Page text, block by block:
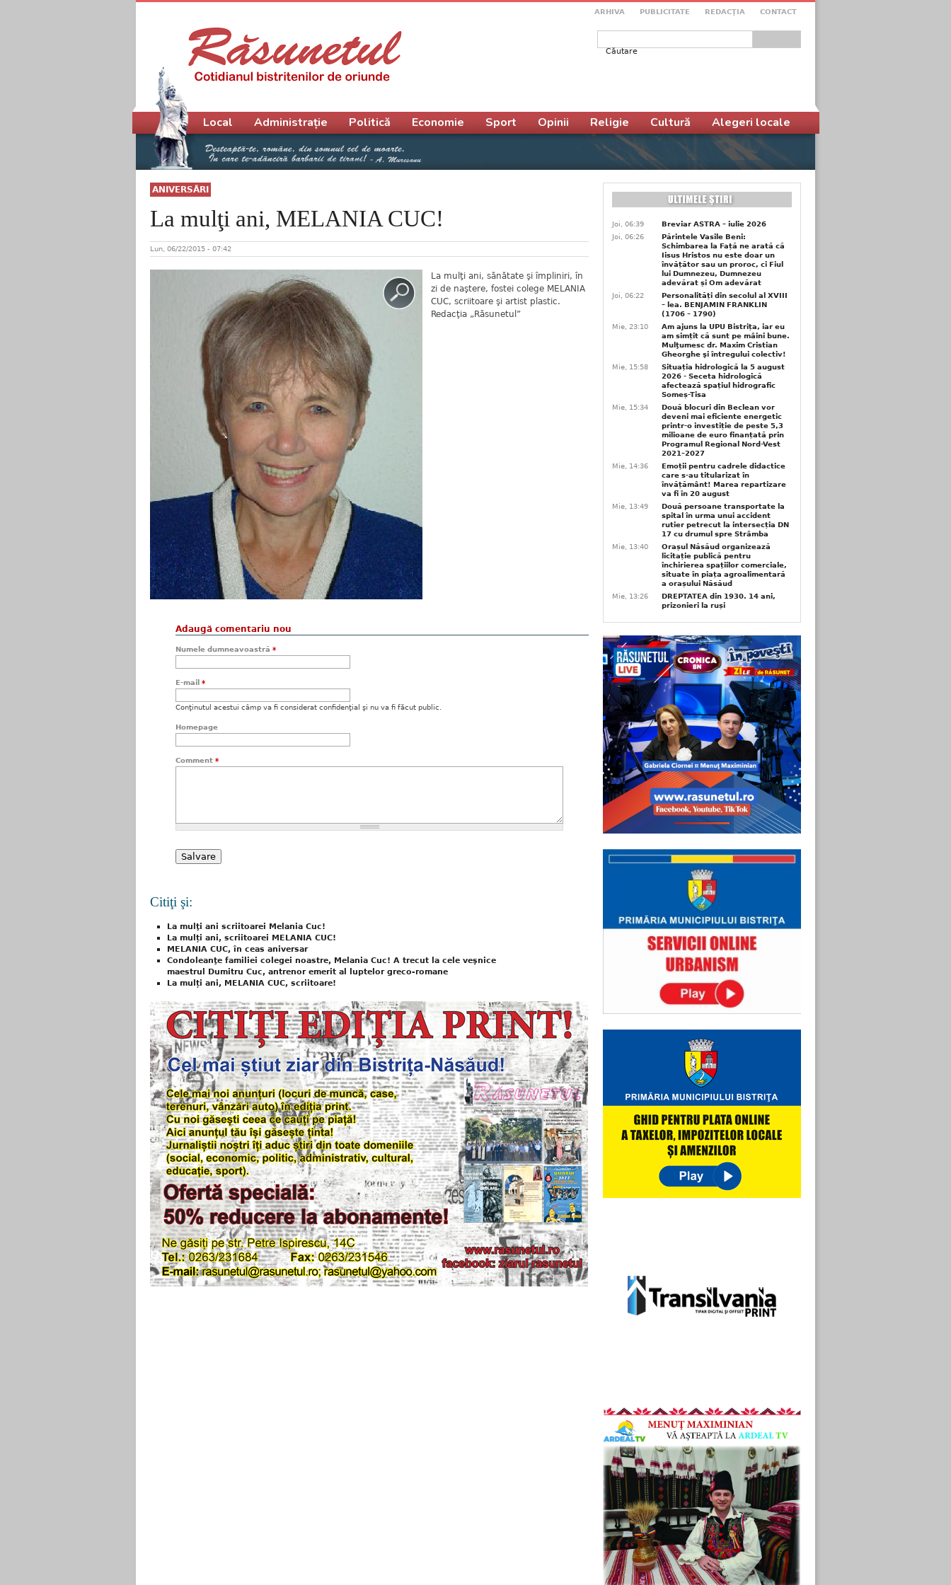
ARHIVA PUBLICITATE REDACŢIA CONTACT
Formular de căutare
ANIVERSĂRI
La mulţi ani, MELANIA CUC!
Lun, 06/22/2015 - 07:42
La mulţi ani, sănătate şi împliniri, în
zi de naştere, fostei colege MELANIA
CUC, scriitoare şi artist plastic.
Redacţia „Răsunetul”
Adaugă comentariu nou
Numele dumneavoastră *
E-mail *
Conţinutul acestui câmp va fi considerat confidenţial şi nu va fi făcut public.
Homepage
Comment *
Citiţi şi:
La mulţi ani scriitoarei Melania Cuc!
La mulți ani, scriitoarei MELANIA CUC!
MELANIA CUC, în ceas aniversar
Condoleanţe familiei colegei noastre, Melania Cuc! A trecut la cele veşnice
maestrul Dumitru Cuc, antrenor emerit al luptelor greco-romane
La mulți ani, MELANIA CUC, scriitoare!
Meniu principal
Local Administrație Politică Economie Sport Opinii Religie Cultură Alegeri locale
Joi, 06:39
Breviar ASTRA – iulie 2026
Joi, 06:26
Părintele Vasile Beni:
Schimbarea la Față ne arată că
Iisus Hristos nu este doar un
învățător sau un proroc, ci Fiul
lui Dumnezeu, Dumnezeu
adevărat și Om adevărat
Joi, 06:22
Personalități din secolul al XVIII
– lea. BENJAMIN FRANKLIN
(1706 – 1790)
Mie, 23:10
Am ajuns la UPU Bistrița, iar eu
am simțit că sunt pe mâini bune.
Mulţumesc dr. Maxim Cristian
Gheorghe şi întregului colectiv!
Mie, 15:58
Situația hidrologică la 5 august
2026 - Seceta hidrologică
afectează spațiul hidrografic
Someș-Tisa
Mie, 15:34
Două blocuri din Beclean vor
deveni mai eficiente energetic
printr-o investiție de peste 5,3
milioane de euro finanțată prin
Programul Regional Nord-Vest
2021–2027
Mie, 14:36
Emoții pentru cadrele didactice
care s-au titularizat în
învățământ! Marea repartizare
va fi în 20 august
Mie, 13:49
Două persoane transportate la
spital în urma unui accident
rutier petrecut la intersecția DN
17 cu drumul spre Strâmba
Mie, 13:40
Orașul Năsăud organizează
licitație publică pentru
închirierea spațiilor comerciale,
situate în piața agroalimentară
a orașului Năsăud
Mie, 13:26
DREPTATEA din 1930. 14 ani,
prizonieri la ruși